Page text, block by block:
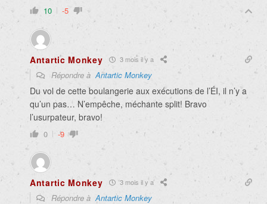
10 -5
Antartic Monkey 3 mois il y a
Répondre à Antartic Monkey
Du vol de cette boulangerie aux exécutions de l’ÉI, il n’y a
qu’un pas… N’empêche, méchante split! Bravo
l’usurpateur, bravo!
0 -9
Antartic Monkey 3 mois il y a
Répondre à Antartic Monkey